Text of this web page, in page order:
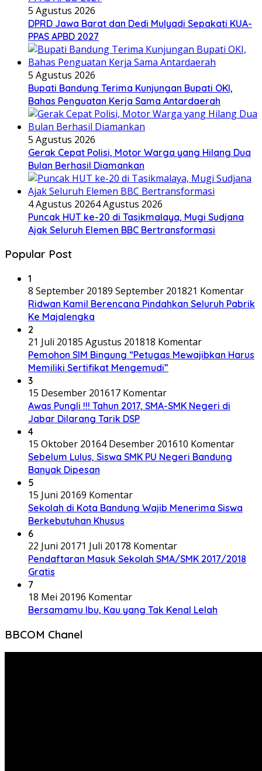
5 Agustus 2026
DPRD Jawa Barat dan Dedi Mulyadi Sepakati KUA-
PPAS APBD 2027
5 Agustus 2026
Bupati Bandung Terima Kunjungan Bupati OKI,
Bahas Penguatan Kerja Sama Antardaerah
5 Agustus 2026
Gerak Cepat Polisi, Motor Warga yang Hilang Dua
Bulan Berhasil Diamankan
4 Agustus 20264 Agustus 2026
Puncak HUT ke-20 di Tasikmalaya, Mugi Sudjana
Ajak Seluruh Elemen BBC Bertransformasi
Popular Post
1
8 September 20189 September 201821 Komentar
Ridwan Kamil Berencana Pindahkan Seluruh Pabrik
Ke Majalengka
2
21 Juli 20185 Agustus 201818 Komentar
Pemohon SIM Bingung “Petugas Mewajibkan Harus
Memiliki Sertifikat Mengemudi”
3
15 Desember 201617 Komentar
Awas Pungli !!! Tahun 2017, SMA-SMK Negeri di
Jabar Dilarang Tarik DSP
4
15 Oktober 20164 Desember 201610 Komentar
Sebelum Lulus, Siswa SMK PU Negeri Bandung
Banyak Dipesan
5
15 Juni 20169 Komentar
Sekolah di Kota Bandung Wajib Menerima Siswa
Berkebutuhan Khusus
6
22 Juni 20171 Juli 20178 Komentar
Pendaftaran Masuk Sekolah SMA/SMK 2017/2018
Gratis
7
18 Mei 20196 Komentar
Bersamamu Ibu, Kau yang Tak Kenal Lelah
BBCOM Chanel